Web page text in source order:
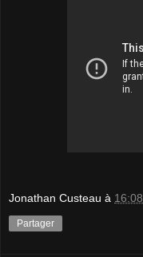
Jonathan Custeau à 16:08
Partager